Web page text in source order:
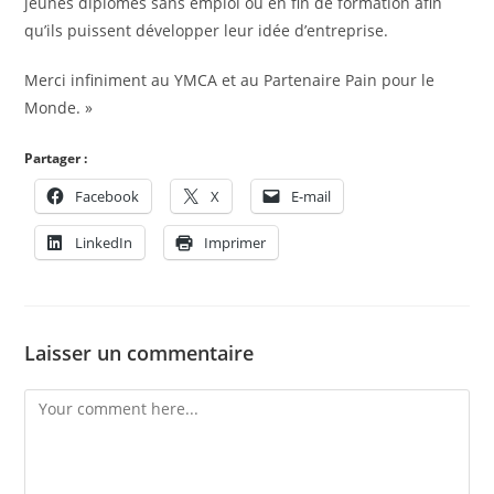
qu’ils puissent développer leur idée d’entreprise.
Merci infiniment au YMCA et au Partenaire Pain pour le
Monde. »
Partager :
Facebook X E-mail
LinkedIn Imprimer
Laisser un commentaire